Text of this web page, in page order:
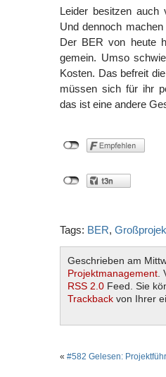
Leider besitzen auch
Und dennoch
Der BER von heute
gemein. Umso
Kosten. Das befreit
müssen sich für ihr
das ist eine andere
Tags: BER,
Geschrieben am
Projektmanagement
RSS 2.0 Feed. Sie
Trackback von Ihrer
« #582 Gelesen: